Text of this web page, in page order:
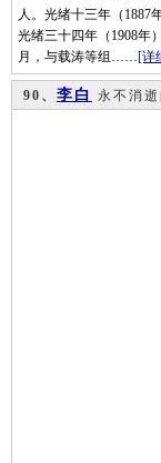
人。光绪十三年（1887
光绪三十四年（1908年
月，与载涛等组……[详
90、 李白 永不消